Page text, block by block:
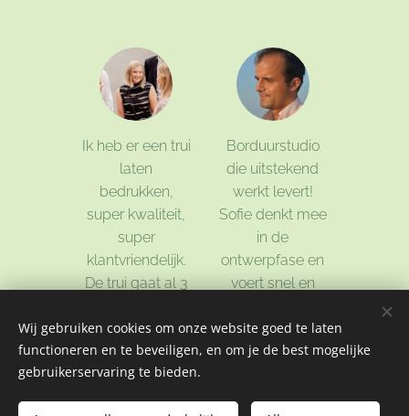
Ik heb er een trui
laten
bedrukken,
super kwaliteit,
super
klantvriendelijk.
De trui gaat al 3
nog niets aan.
Lore
Borduurstudio
die uitstekend
werkt levert!
Sofie denkt mee
in de
ontwerpfase en
voert snel en
uit, al 5 jaar
trouwe en heel
Tom
Wij gebruiken cookies om onze website goed te laten
functioneren en te beveiligen, en om je de best mogelijke
gebruikerservaring te bieden.